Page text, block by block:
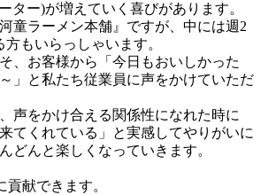
ター)が増えていく喜びがあります。
童ラーメン本舗』ですが、中には週2
もいらっしゃいます。
、お客様から「今日もおいしかった
」と私たち従業員に声をかけていただ
声をかけ合える関係性になれた時に
てくれている」と実感してやりがいに
どんと楽しくなっていきます。
献できます。